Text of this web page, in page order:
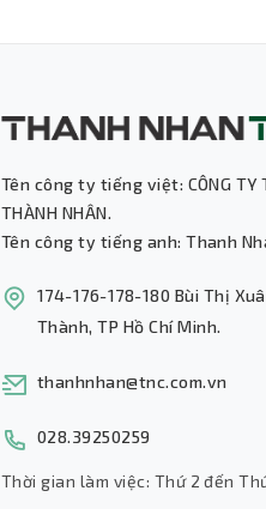
Tên công ty tiếng việt: CÔNG TY
THÀNH NHÂN.
Tên công ty tiếng anh: Thanh
174-176-178-180 Bùi Thị
Thành, TP Hồ Chí Minh.
thanhnhan@tnc.com.vn
028.39250259
Thời gian làm việc: Thứ 2 đến